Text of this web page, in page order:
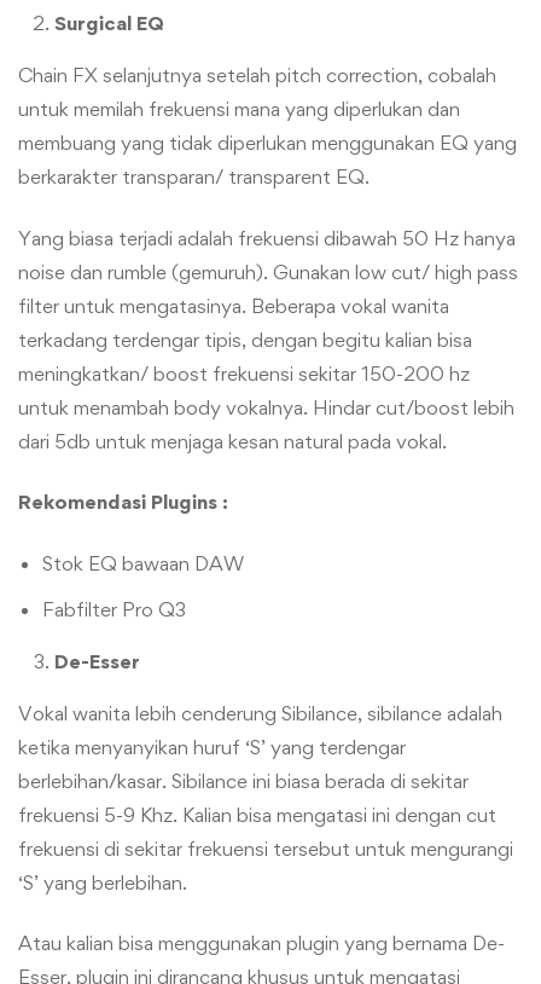
Surgical EQ
Chain FX selanjutnya setelah pitch correction, cobalah
untuk memilah frekuensi mana yang diperlukan dan
membuang yang tidak diperlukan menggunakan EQ yang
berkarakter transparan/ transparent EQ.
Yang biasa terjadi adalah frekuensi dibawah 50 Hz hanya
noise dan rumble (gemuruh). Gunakan low cut/ high pass
filter untuk mengatasinya. Beberapa vokal wanita
terkadang terdengar tipis, dengan begitu kalian bisa
meningkatkan/ boost frekuensi sekitar 150-200 hz
untuk menambah body vokalnya. Hindar cut/boost lebih
dari 5db untuk menjaga kesan natural pada vokal.
Rekomendasi Plugins :
Stok EQ bawaan DAW
Fabfilter Pro Q3
De-Esser
Vokal wanita lebih cenderung Sibilance, sibilance adalah
ketika menyanyikan huruf ‘S’ yang terdengar
berlebihan/kasar. Sibilance ini biasa berada di sekitar
frekuensi 5-9 Khz. Kalian bisa mengatasi ini dengan cut
frekuensi di sekitar frekuensi tersebut untuk mengurangi
‘S’ yang berlebihan.
Atau kalian bisa menggunakan plugin yang bernama De-
Esser, plugin ini dirancang khusus untuk mengatasi